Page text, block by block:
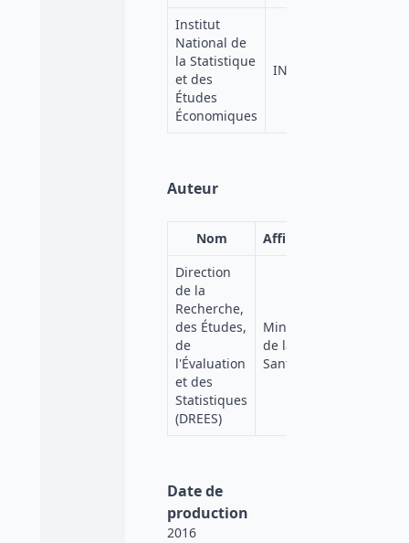
Institut
National de
la Statistique
et des
Études
Économiques
INSEE
Auteur
Nom
Affiliation
Direction
de la
Recherche,
des Études,
de
l'Évaluation
et des
Statistiques
(DREES)
Ministère
de la
Santé
Date de
production
2016